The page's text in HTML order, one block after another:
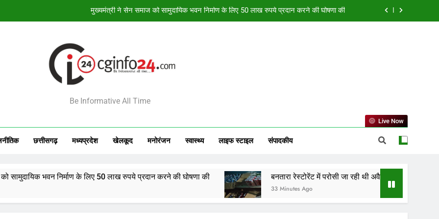
बनतारा रेस्टोरेंट में परोसी जा रही थी अवैध शराब, देर रात आबकारी टीम ने मारा छापा
बनतारा रेस्टोरेंट में परोसी जा रही थी अवैध शराब, देर रात आबकारी टीम ने मारा छापा
Be Informative All Time
छत्तीसगढ़ मध्‍यप्रदेश खेलकूद मनोरंजन स्‍वास्‍थ्‍य लाइफ स्टाइल संपादकीय
Live Now
निर्माण के लिए 50 लाख रुपये प्रदान करने की घोषणा की बनतारा रेस्टोरेंट में परोसी जा रही थी अवैध शराब, देर रात आबकारी टीम ने मारा
33 Minutes Ago